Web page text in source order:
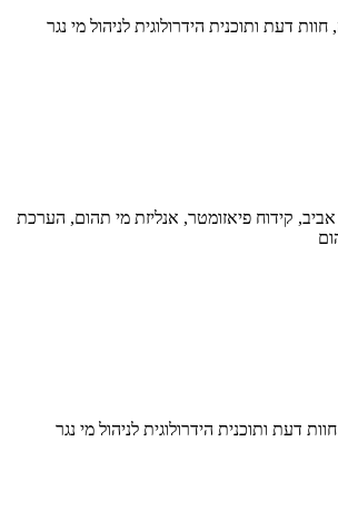
ירושלים 60 תל אביב, קידוח פיאזומטר, אנליזת מי תהום, הערכת